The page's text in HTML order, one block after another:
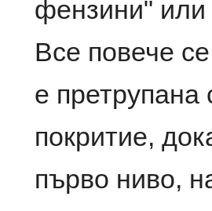
фензини" или
Все повече
е претрупана
покритие,
първо ниво,